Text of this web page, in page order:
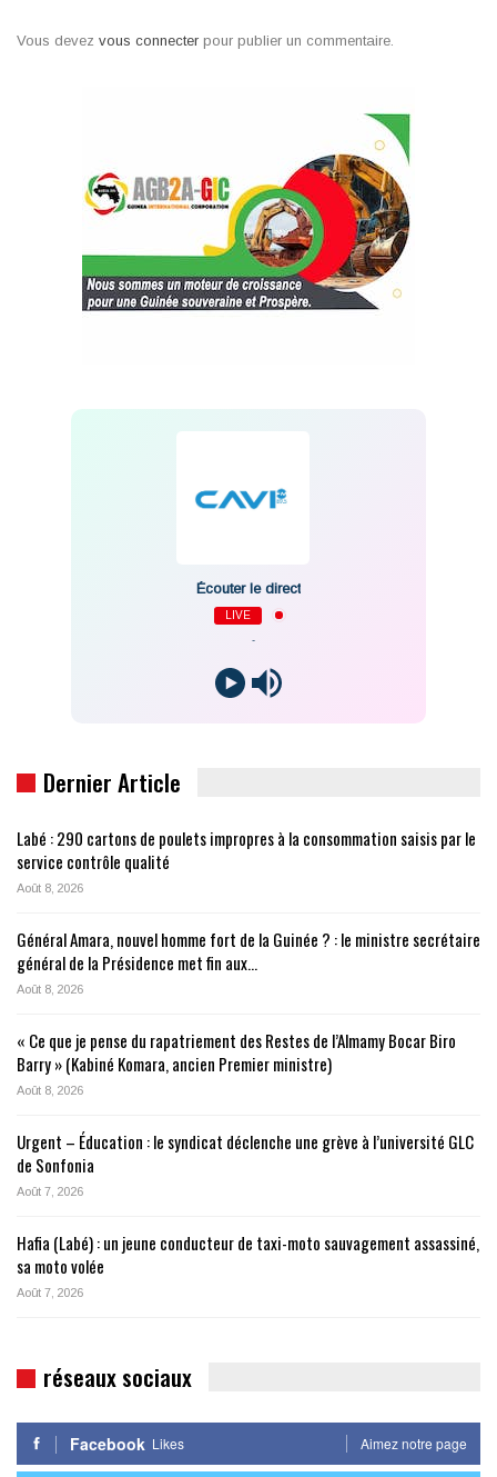
Vous devez vous connecter pour publier un commentaire.
Écouter le direct
LIVE
Dernier Article
Labé : 290 cartons de poulets impropres à la consommation saisis par le
service contrôle qualité
Août 8, 2026
Général Amara, nouvel homme fort de la Guinée ? : le ministre secrétaire
général de la Présidence met fin aux…
Août 8, 2026
« Ce que je pense du rapatriement des Restes de l’Almamy Bocar Biro
Barry » (Kabiné Komara, ancien Premier ministre)
Août 8, 2026
Urgent – Éducation : le syndicat déclenche une grève à l’université GLC
de Sonfonia
Août 7, 2026
Hafia (Labé) : un jeune conducteur de taxi-moto sauvagement assassiné,
sa moto volée
Août 7, 2026
réseaux sociaux
Facebook Likes Aimez notre page